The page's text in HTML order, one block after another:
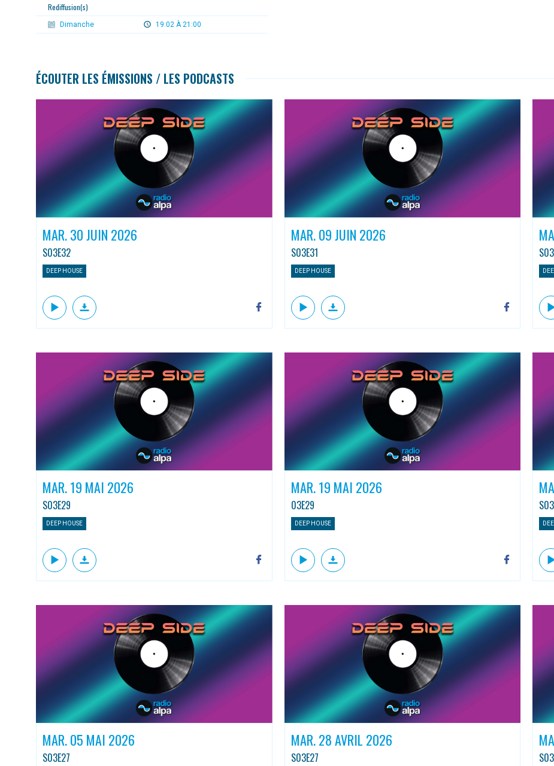
Rediffusion(s)
Dimanche 19:02 À 21:00
ÉCOUTER LES ÉMISSIONS / LES PODCASTS
MAR. 30 JUIN 2026
S03E32
DEEP HOUSE
MAR. 09 JUIN 2026
S03E31
DEEP HOUSE
MAR. 19 MAI 2026
S03E29
DEEP HOUSE
MAR. 19 MAI 2026
03E29
DEEP HOUSE
MAR. 05 MAI 2026
S03E27
MAR. 28 AVRIL 2026
S03E27